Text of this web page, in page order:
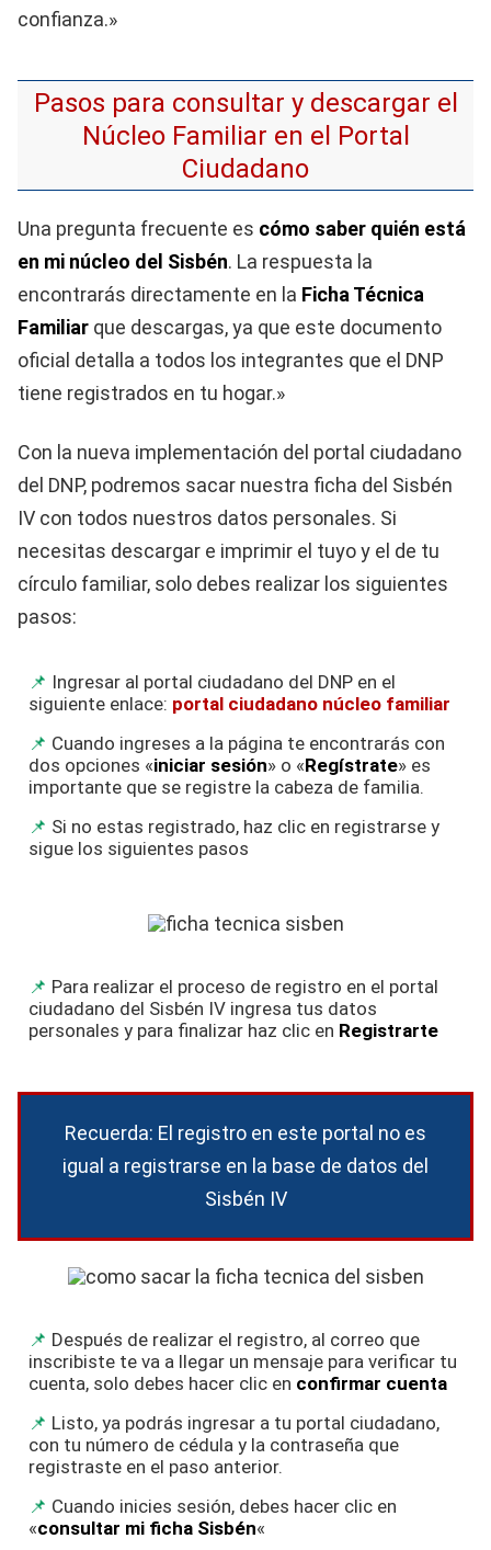
confianza.»
Pasos para consultar y descargar el
Núcleo Familiar en el Portal
Ciudadano
Una pregunta frecuente es cómo saber quién está
en mi núcleo del Sisbén. La respuesta la
encontrarás directamente en la Ficha Técnica
Familiar que descargas, ya que este documento
oficial detalla a todos los integrantes que el DNP
tiene registrados en tu hogar.»
Con la nueva implementación del portal ciudadano
del DNP, podremos sacar nuestra ficha del Sisbén
IV con todos nuestros datos personales. Si
necesitas descargar e imprimir el tuyo y el de tu
círculo familiar, solo debes realizar los siguientes
pasos:
Ingresar al portal ciudadano del DNP en el
siguiente enlace: portal ciudadano núcleo familiar
Cuando ingreses a la página te encontrarás con
dos opciones «iniciar sesión» o «Regístrate» es
importante que se registre la cabeza de familia.
Si no estas registrado, haz clic en registrarse y
sigue los siguientes pasos
Para realizar el proceso de registro en el portal
ciudadano del Sisbén IV ingresa tus datos
personales y para finalizar haz clic en Registrarte
Recuerda: El registro en este portal no es
igual a registrarse en la base de datos del
Sisbén IV
Después de realizar el registro, al correo que
inscribiste te va a llegar un mensaje para verificar tu
cuenta, solo debes hacer clic en confirmar cuenta
Listo, ya podrás ingresar a tu portal ciudadano,
con tu número de cédula y la contraseña que
registraste en el paso anterior.
Cuando inicies sesión, debes hacer clic en
«consultar mi ficha Sisbén«